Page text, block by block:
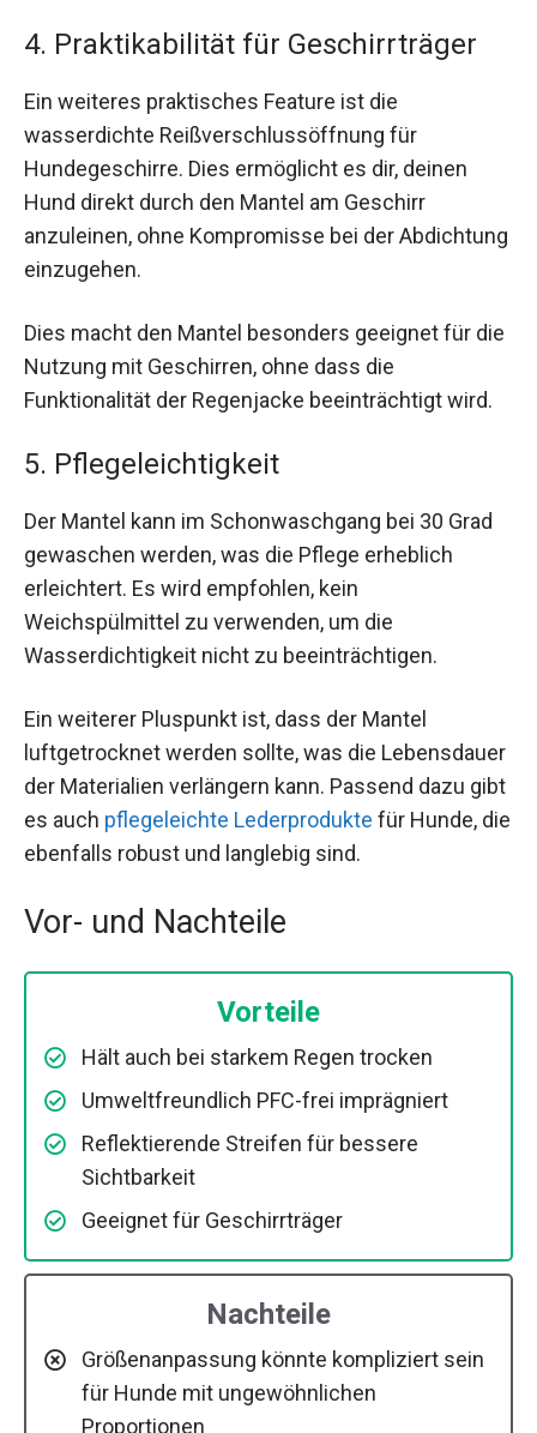
4. Praktikabilität für Geschirrträger
Ein weiteres praktisches Feature ist die
wasserdichte Reißverschlussöffnung für
Hundegeschirre. Dies ermöglicht es dir, deinen
Hund direkt durch den Mantel am Geschirr
anzuleinen, ohne Kompromisse bei der Abdichtung
einzugehen.
Dies macht den Mantel besonders geeignet für die
Nutzung mit Geschirren, ohne dass die
Funktionalität der Regenjacke beeinträchtigt wird.
5. Pflegeleichtigkeit
Der Mantel kann im Schonwaschgang bei 30 Grad
gewaschen werden, was die Pflege erheblich
erleichtert. Es wird empfohlen, kein
Weichspülmittel zu verwenden, um die
Wasserdichtigkeit nicht zu beeinträchtigen.
Ein weiterer Pluspunkt ist, dass der Mantel
luftgetrocknet werden sollte, was die Lebensdauer
der Materialien verlängern kann. Passend dazu gibt
es auch pflegeleichte Lederprodukte für Hunde, die
ebenfalls robust und langlebig sind.
Vor- und Nachteile
Vorteile
Hält auch bei starkem Regen trocken
Umweltfreundlich PFC-frei imprägniert
Reflektierende Streifen für bessere
Sichtbarkeit
Geeignet für Geschirrträger
Nachteile
Größenanpassung könnte kompliziert sein
für Hunde mit ungewöhnlichen
Proportionen